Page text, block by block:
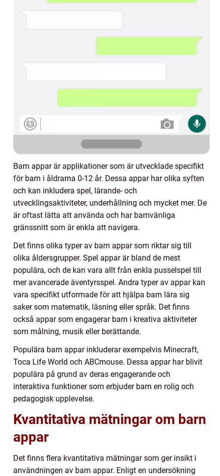
Barn appar är applikationer som är utvecklade specifikt
för barn i åldrarna 0-12 år. Dessa appar har olika syften
och kan inkludera spel, lärande- och
utvecklingsaktiviteter, underhållning och mycket mer. De
är oftast lätta att använda och har barnvänliga
gränssnitt som är enkla att navigera.
Det finns olika typer av barn appar som riktar sig till
olika åldersgrupper. Spel appar är bland de mest
populära, och de kan vara allt från enkla pusselspel till
mer avancerade äventyrsspel. Andra typer av appar kan
vara specifikt utformade för att hjälpa barn lära sig
saker som matematik, läsning eller språk. Det finns
också appar som engagerar barn i kreativa aktiviteter
som målning, musik eller berättande.
Populära barn appar inkluderar exempelvis Minecraft,
Toca Life World och ABCmouse. Dessa appar har blivit
populära på grund av deras engagerande och
interaktiva funktioner som erbjuder barn en rolig och
pedagogisk upplevelse.
Kvantitativa mätningar om barn
appar
Det finns flera kvantitativa mätningar som ger insikt i
användningen av barn appar. Enligt en undersökning